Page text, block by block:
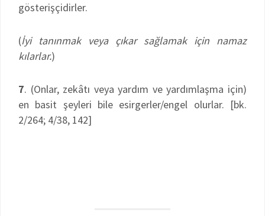
gösterişçidirler.
(İyi tanınmak veya çıkar sağlamak için namaz
kılarlar.)
7. (Onlar, zekâtı veya yardım ve yardımlaşma için)
en basit şeyleri bile esirgerler/engel olurlar. [bk.
2/264; 4/38, 142]